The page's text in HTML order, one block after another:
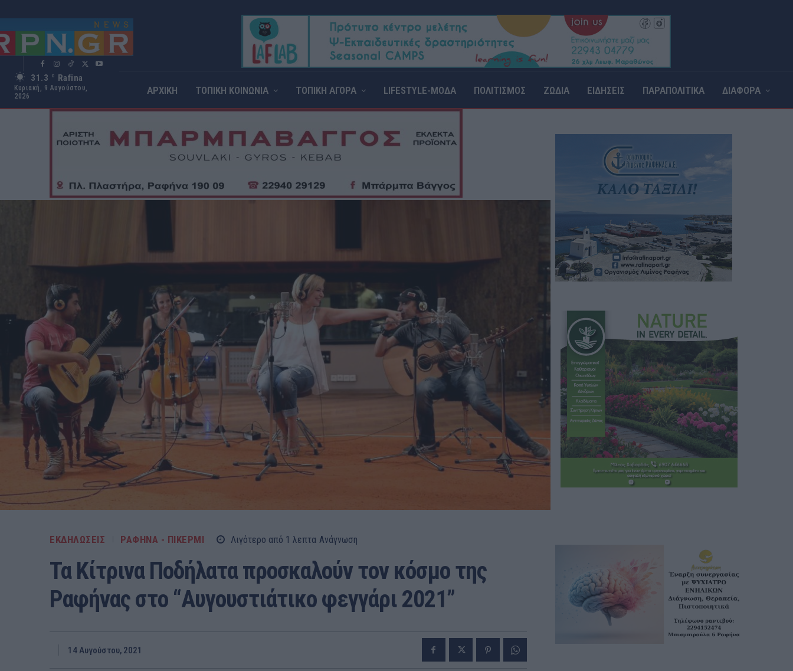
31.3 C Rafina
Κυριακή, 9 Αυγούστου,
2026
ΑΡΧΙΚΗ ΤΟΠΙΚΗ ΚΟΙΝΩΝΙΑ ΤΟΠΙΚΗ ΑΓΟΡΑ LIFESTYLE-ΜΟΔΑ ΠΟΛΙΤΙΣΜΟΣ ΖΩΔΙΑ ΕΙΔΗΣΕΙΣ ΠΑΡΑΠΟΛΙΤΙΚΑ ΔΙΑΦΟΡΑ
ΕΚΔΗΛΩΣΕΙΣ ΡΑΦΗΝΑ - ΠΙΚΕΡΜΙ Λιγότερο από 1 λεπτα Ανάγνωση
Τα Κίτρινα Ποδήλατα προσκαλούν τον κόσμο της
Ραφήνας στο “Αυγουστιάτικο φεγγάρι 2021”
14 Αυγούστου, 2021